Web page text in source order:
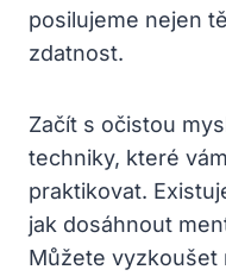
posilujeme nejen
zdatnost.
Začít s očistou
techniky, které
praktikovat.
jak dosáhnout
Můžete vyzkoušet